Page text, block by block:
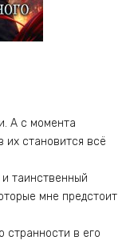
А с момента
их становится всё
таинственный
мне предстоит
странности в его